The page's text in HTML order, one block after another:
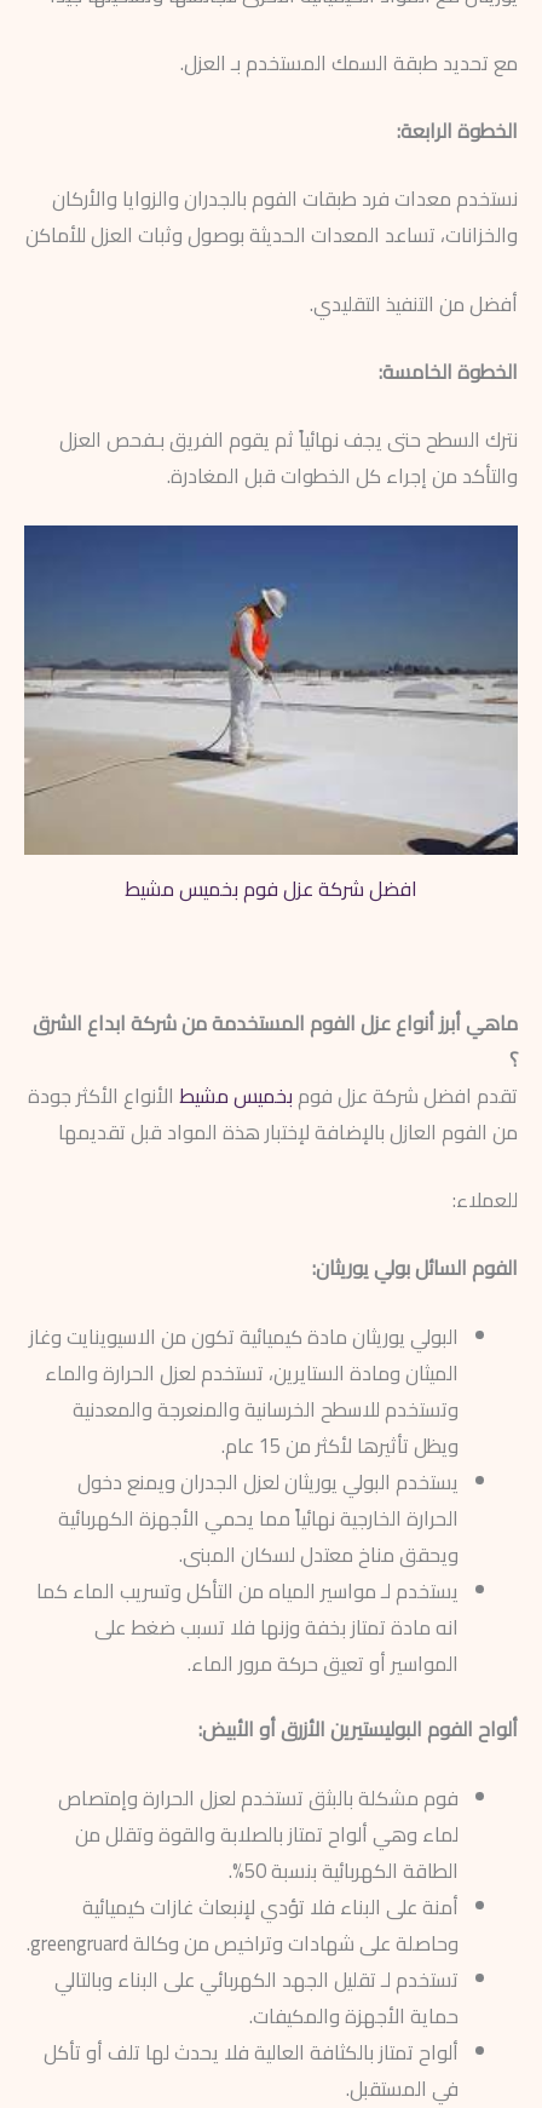
مع تحديد طبقة السمك المستخدم بـ العزل.
الخطوة الرابعة:
نستخدم معدات فرد طبقات الفوم بالجدران والزوايا والأركان
والخزانات، تساعد المعدات الحديثة بوصول وثبات العزل للأماكن
أفضل من التنفيذ التقليدي.
الخطوة الخامسة:
نترك السطح حتى يجف نهائياً ثم يقوم الفريق بـفحص العزل
والتأكد من إجراء كل الخطوات قبل المغادرة.
افضل شركة عزل فوم بخميس مشيط
ماهي أبرز أنواع عزل الفوم المستخدمة من شركة ابداع الشرق
؟
تقدم افضل شركة عزل فوم بخميس مشيط الأنواع الأكثر جودة
من الفوم العازل بالإضافة لإختبار هذة المواد قبل تقديمها
للعملاء:
الفوم السائل بولي يوريثان:
البولي يوريثان مادة كيميائية تكون من الاسيوينايت وغاز
الميثان ومادة الستايرين، تستخدم لعزل الحرارة والماء
وتستخدم للاسطح الخرسانية والمنعرجة والمعدنية
ويظل تأثيرها لأكثر من 15 عام.
يستخدم البولي يوريثان لعزل الجدران ويمنع دخول
الحرارة الخارجية نهائياً مما يحمي الأجهزة الكهربائية
ويحقق مناخ معتدل لسكان المبنى.
يستخدم لـ مواسير المياه من التأكل وتسريب الماء كما
انه مادة تمتاز بخفة وزنها فلا تسبب ضغط على
المواسير أو تعيق حركة مرور الماء.
ألواح الفوم البوليستيرين الأزرق أو الأبيض:
فوم مشكلة بالبثق تستخدم لعزل الحرارة وإمتصاص
لماء وهي ألواح تمتاز بالصلابة والقوة وتقلل من
الطاقة الكهربائية بنسبة 50%.
أمنة على البناء فلا تؤدي لإنبعاث غازات كيميائية
وحاصلة على شهادات وتراخيص من وكالة greengruard.
تستخدم لـ تقليل الجهد الكهربائي على البناء وبالتالي
حماية الأجهزة والمكيفات.
ألواح تمتاز بالكثافة العالية فلا يحدث لها تلف أو تأكل
في المستقبل.